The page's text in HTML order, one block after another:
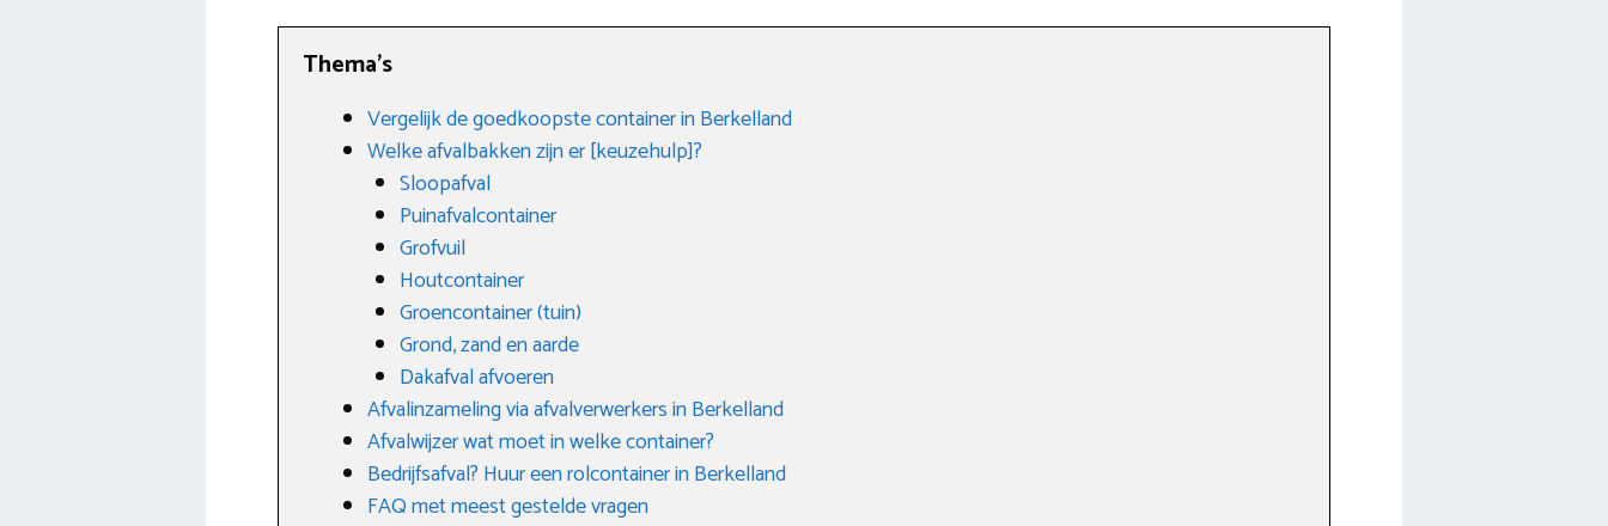
Thema’s
Vergelijk de goedkoopste container in Berkelland
Welke afvalbakken zijn er [keuzehulp]?
Sloopafval
Puinafvalcontainer
Grofvuil
Houtcontainer
Groencontainer (tuin)
Grond, zand en aarde
Dakafval afvoeren
Afvalinzameling via afvalverwerkers in Berkelland
Afvalwijzer wat moet in welke container?
Bedrijfsafval? Huur een rolcontainer in Berkelland
FAQ met meest gestelde vragen